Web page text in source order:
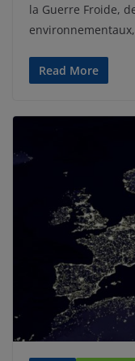
la Guerre Froide,
Read More